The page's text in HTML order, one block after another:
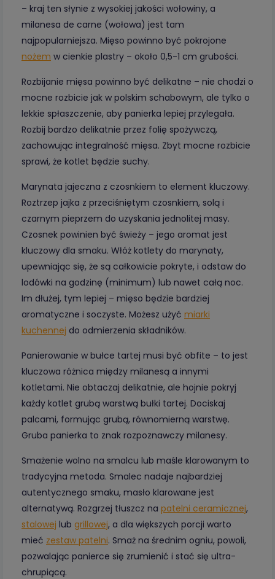
– kraj ten słynie z wysokiej jakości wołowiny, a
milanesa de carne (wołowa) jest tam
najpopularniejsza. Mięso powinno być pokrojone
nożem w cienkie plastry – około 0,5-1 cm grubości.
Rozbijanie mięsa powinno być delikatne – nie chodzi o
mocne rozbicie jak w polskim schabowym, ale tylko o
lekkie spłaszczenie, aby panierka lepiej przylegała.
Rozbij bardzo delikatnie przez folię spożywczą,
zachowując integralność mięsa. Zbyt mocne rozbicie
sprawi, że kotlet będzie suchy.
Marynata jajeczna z czosnkiem to element kluczowy.
Roztrzep jajka z przeciśniętym czosnkiem, solą i
czarnym pieprzem do uzyskania jednolitej masy.
Czosnek powinien być świeży – jego aromat jest
kluczowy dla smaku. Włóż kotlety do marynaty,
upewniając się, że są całkowicie pokryte, i odstaw do
lodówki na godzinę (minimum) lub nawet całą noc.
Im dłużej, tym lepiej – mięso będzie bardziej
aromatyczne i soczyste. Możesz użyć miarki
kuchennej do odmierzenia składników.
Panierowanie w bułce tartej musi być obfite – to jest
kluczowa różnica między milanesą a innymi
kotletami. Nie obtaczaj delikatnie, ale hojnie pokryj
każdy kotlet grubą warstwą bułki tartej. Dociskaj
palcami, formując grubą, równomierną warstwę.
Gruba panierka to znak rozpoznawczy milanesy.
Smażenie wolno na smalcu lub maśle klarowanym to
tradycyjna metoda. Smalec nadaje najbardziej
autentycznego smaku, masło klarowane jest
alternatywą. Rozgrzej tłuszcz na patelni ceramicznej,
stalowej lub grillowej, a dla większych porcji warto
mieć zestaw patelni. Smaż na średnim ogniu, powoli,
pozwalając panierce się zrumienić i stać się ultra-
chrupiącą.